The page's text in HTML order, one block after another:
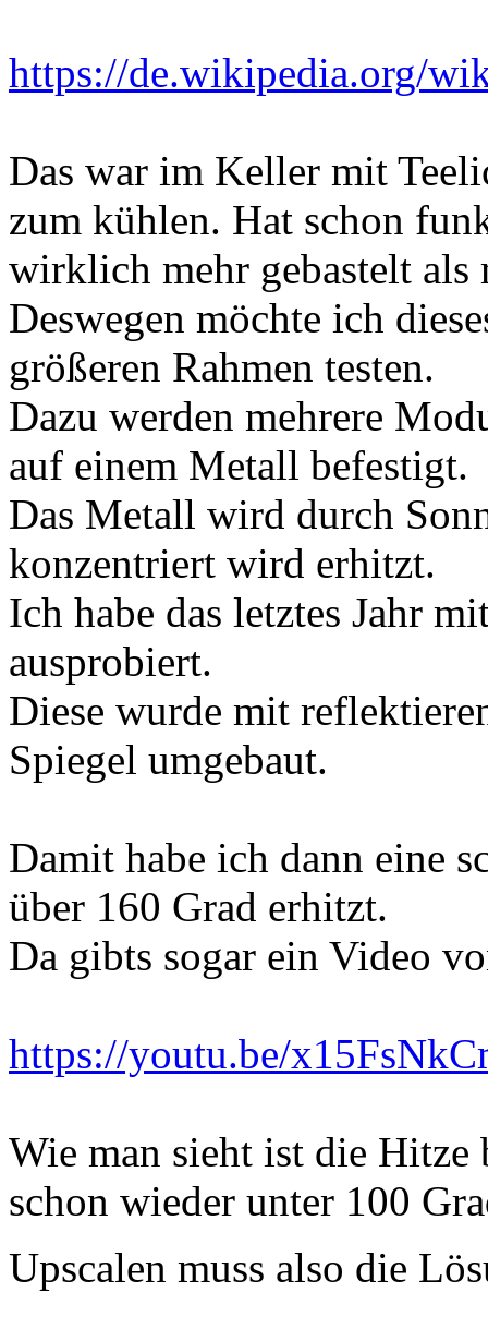
https://de.wikipedia.org/
Das war im Keller mit
zum kühlen. Hat schon
wirklich mehr gebastelt als
Deswegen möchte ich
größeren Rahmen testen.
Dazu werden mehrere
auf einem Metall befestigt.
Das Metall wird durch
konzentriert wird erhitzt.
Ich habe das letztes Jahr
ausprobiert.
Diese wurde mit
Spiegel umgebaut.
Damit habe ich dann eine
über 160 Grad erhitzt.
Da gibts sogar ein Video
https://youtu.be/
Wie man sieht ist die Hitze
schon wieder unter 100
Upscalen muss also die